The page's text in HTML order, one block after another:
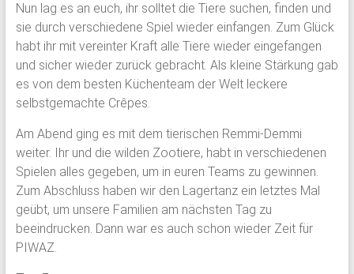
Nun lag es an euch, ihr solltet die Tiere suchen, finden und
sie durch verschiedene Spiel wieder einfangen. Zum Glück
habt ihr mit vereinter Kraft alle Tiere wieder eingefangen
und sicher wieder zurück gebracht. Als kleine Stärkung gab
es von dem besten Küchenteam der Welt leckere
selbstgemachte Crêpes.
Am Abend ging es mit dem tierischen Remmi-Demmi
weiter. Ihr und die wilden Zootiere, habt in verschiedenen
Spielen alles gegeben, um in euren Teams zu gewinnen.
Zum Abschluss haben wir den Lagertanz ein letztes Mal
geübt, um unsere Familien am nächsten Tag zu
beeindrucken. Dann war es auch schon wieder Zeit für
PIWAZ.